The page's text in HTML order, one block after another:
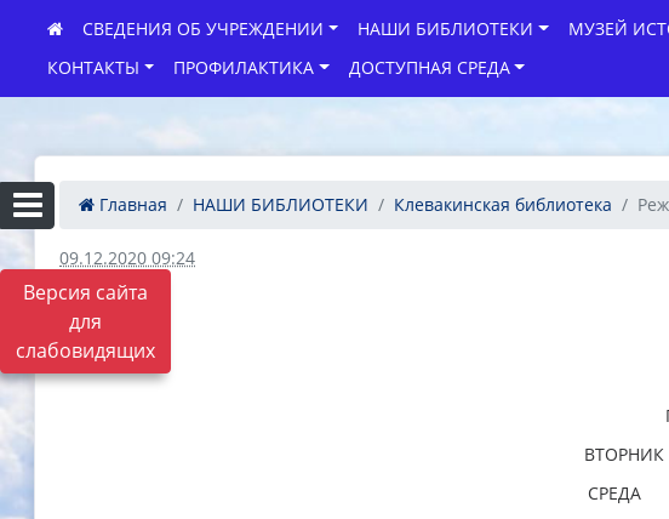
Версия сайта
для
слабовидящих
СВЕДЕНИЯ ОБ УЧРЕЖДЕНИИ НАШИ БИБЛИОТЕКИ МУЗЕЙ
КОНТАКТЫ
ПРОФИЛАКТИКА ДОСТУПНАЯ СРЕДА
Главная НАШИ БИБЛИОТЕКИ Клевакинская библиотека
09.12.2020 09:24